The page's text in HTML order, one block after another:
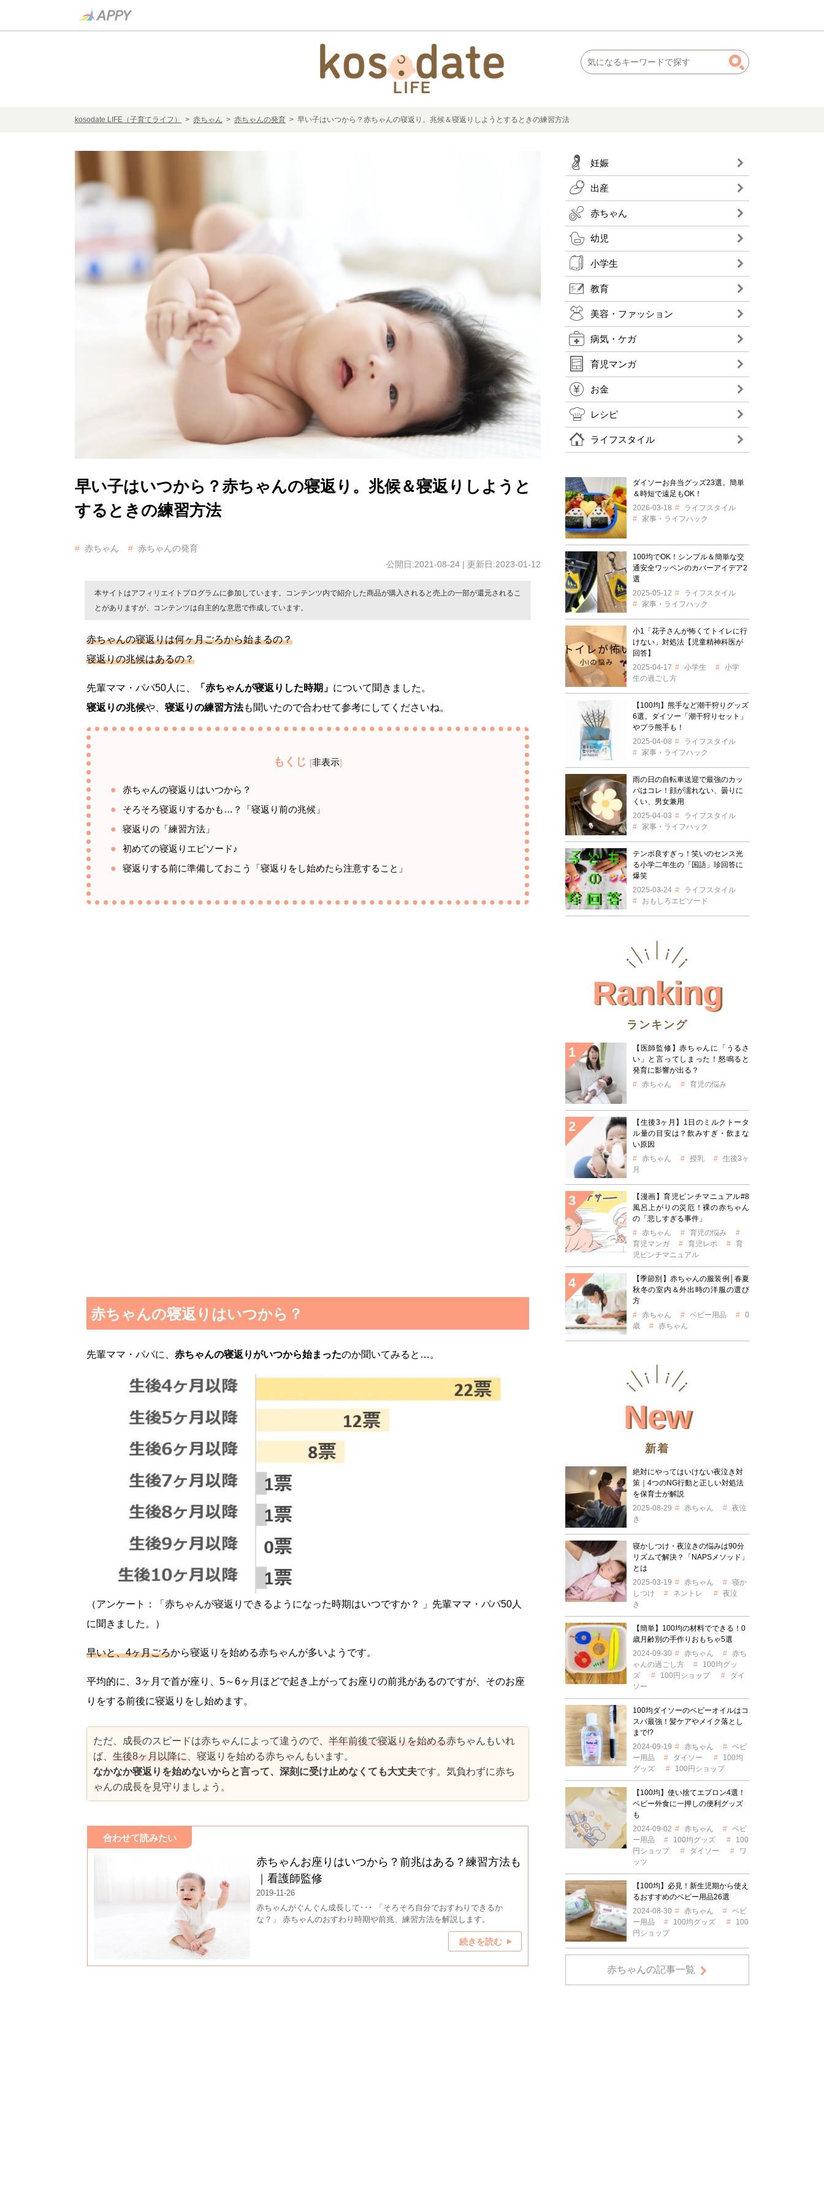
kosodate LIFE（子育てライフ） > 赤ちゃん > 赤ちゃんの発育 > 早い子はいつから？赤ちゃんの寝返り。兆候＆寝返りしようとするときの練習方法
早い子はいつから？赤ちゃんの寝返り。兆候＆寝返りしようと
するときの練習方法
赤ちゃん
赤ちゃんの発育
公開日:2021-08-24 | 更新日:2023-01-12
本サイトはアフィリエイトプログラムに参加しています。コンテンツ内で紹介した商品が購入されると売上の一部が還元されるこ
とがありますが、コンテンツは自主的な意思で作成しています。
赤ちゃんの寝返りは何ヶ月ごろから始まるの？
寝返りの兆候はあるの？
先輩ママ・パパ50人に、 「赤ちゃんが寝返りした時期」 について聞きました。
寝返りの兆候や、 寝返りの練習方法も聞いたので合わせて参考にしてくださいね。
もくじ [非表示]
赤ちゃんの寝返りはいつから？
そろそろ寝返りするかも…？「寝返り前の兆候」
寝返りの「練習方法」
初めての寝返りエピソード♪
寝返りする前に準備しておこう「寝返りをし始めたら注意すること」
赤ちゃんの寝返りはいつから？
先輩ママ・パパに、 赤ちゃんの寝返りがいつから始まったのか聞いてみると…。
（アンケート：「赤ちゃんが寝返りできるようになった時期はいつですか？ 」先輩ママ・パパ50人
に聞きました。）
早いと、4ヶ月ごろから寝返りを始める赤ちゃんが多いようです。
平均的に、3ヶ月で首が座り、5～6ヶ月ほどで起き上がってお座りの前兆があるのですが、そのお座
りをする前後に寝返りをし始めます。
ただ、成長のスピードは赤ちゃんによって違うので、 半年前後で寝返りを始める赤ちゃんもいれ
ば、 生後8ヶ月以降に 、寝返りを始める赤ちゃんもいます。
なかなか寝返りを始めないからと言って、深刻に受け止めなくても大丈夫です。気負わずに赤ち
ゃんの成長を見守りましょう。
合わせて読みたい
赤ちゃんお座りはいつから？前兆はある？練習方法も
｜看護師監修
2019-11-26
赤ちゃんがぐんぐん成長して･･･ 「そろそろ自分でおすわりできるか
な？」 赤ちゃんのおすわり時期や前兆、練習方法を解説します。
続きを読む
妊娠
出産
赤ちゃん
幼児
小学生
教育
美容・ファッション
病気・ケガ
育児マンガ
お金
レシピ
ライフスタイル
ダイソーお弁当グッズ23選。簡単
＆時短で遠足もOK！
2026-03-18
ライフスタイル
家事・ライフハック
100均でOK！シンプル＆簡単な交
通安全ワッペンのカバーアイデア2
選
2025-05-12
ライフスタイル
家事・ライフハック
小1「花子さんが怖くてトイレに行
けない」対処法【児童精神科医が
回答】
2025-04-17
小学生
小学
生の過ごし方
【100均】熊手など潮干狩りグッズ
6選。ダイソー「潮干狩りセット」
やプラ熊手も！
2025-04-08
ライフスタイル
家事・ライフハック
雨の日の自転車送迎で最強のカッ
パはコレ！顔が濡れない、曇りに
くい、男女兼用
2025-04-03
ライフスタイル
家事・ライフハック
テンポ良すぎっ！笑いのセンス光
る小学二年生の「国語」珍回答に
爆笑
2025-03-24
ライフスタイル
おもしろエピソード
Ranking
ランキング
【医師監修】赤ちゃんに「うるさ
い」と言ってしまった！怒鳴ると
発育に影響が出る？
赤ちゃん
育児の悩み
【生後3ヶ月】1日のミルクトータ
ル量の目安は？飲みすぎ・飲まな
い原因
赤ちゃん
授乳
生後3ヶ
月
【漫画】育児ピンチマニュアル#8
風呂上がりの災厄！裸の赤ちゃん
の「悲しすぎる事件」
赤ちゃん
育児の悩み
育児マンガ
育児レポ
育
児ピンチマニュアル
【季節別】赤ちゃんの服装例│春夏
秋冬の室内＆外出時の洋服の選び
方
赤ちゃん
ベビー用品
0
歳
赤ちゃん
New
新着
絶対にやってはいけない夜泣き対
策｜4つのNG行動と正しい対処法
を保育士が解説
2025-08-29
赤ちゃん
夜泣
き
寝かしつけ・夜泣きの悩みは90分
リズムで解決？「NAPSメソッド」
とは
2025-03-19
赤ちゃん
寝か
しつけ
ネントレ
夜泣
き
【簡単】100均の材料でできる！0
歳月齢別の手作りおもちゃ5選
2024-09-30
赤ちゃん
赤ち
ゃんの過ごし方
100均グッ
ズ
100円ショップ
ダイ
ソー
100均ダイソーのベビーオイルはコ
スパ最強！髪ケアやメイク落とし
まで!?
2024-09-19
赤ちゃん
ベビ
ー用品
ダイソー
100均
グッズ
100円ショップ
【100均】使い捨てエプロン4選！
ベビー外食に一押しの便利グッズ
も
2024-09-02
赤ちゃん
ベビ
ー用品
100均グッズ
100
円ショップ
ダイソー
ワ
ッツ
【100均】必見！新生児期から使え
るおすすめのベビー用品26選
2024-08-30
赤ちゃん
ベビ
ー用品
100均グッズ
100
円ショップ
赤ちゃんの記事一覧